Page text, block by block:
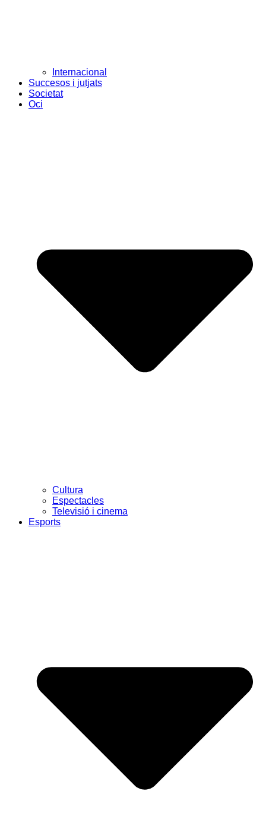
Internacional
Succesos i jutjats
Societat
Oci
Cultura
Espectacles
Televisió i cinema
Esports